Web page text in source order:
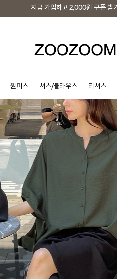
지금 가입하고 2,000원 쿠폰 받기
원피스 셔츠/블라우스 티셔츠